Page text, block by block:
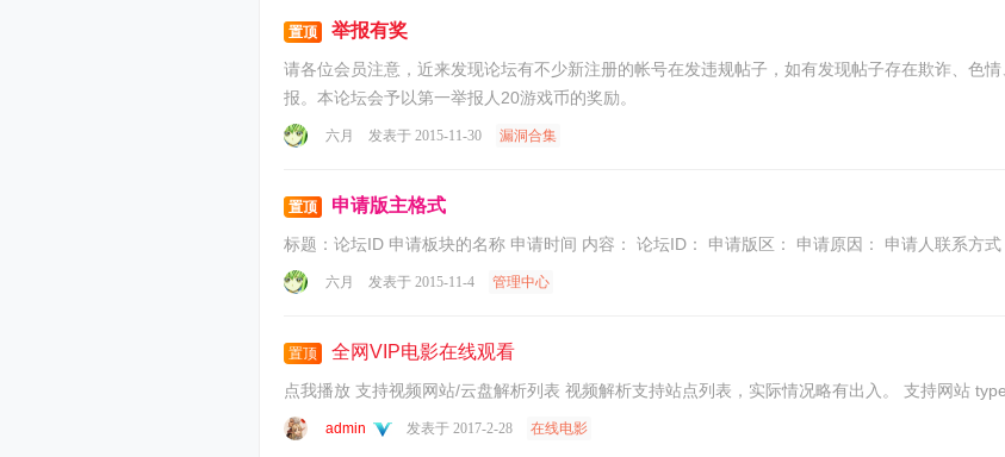
置顶 举报有奖
请各位会员注意，近来发现论坛有不少新注册的帐号在发违规帖子，如有发现帖子存在欺诈、色
报。本论坛会予以第一举报人20游戏币的奖励。
六月 发表于 2015-11-30 漏洞合集
置顶 申请版主格式
标题：论坛ID 申请板块的名称 申请时间 内容： 论坛ID： 申请版区： 申请原因： 申请人联系方式
六月 发表于 2015-11-4 管理中心
置顶 全网VIP电影在线观看
admin 发表于 2017-2-28 在线电影